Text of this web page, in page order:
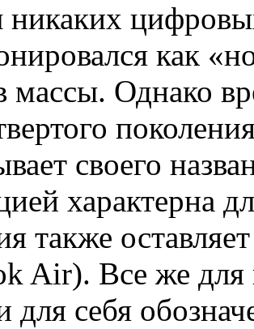
никаких
как
массы. Однако
своего
характерна
также
Air). Все же для
для себя